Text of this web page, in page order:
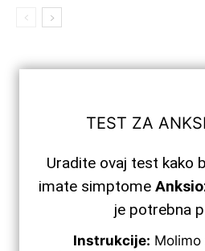
TEST ZA
Uradite ovaj test kako
imate simptome
je potrebna
Instrukcije: